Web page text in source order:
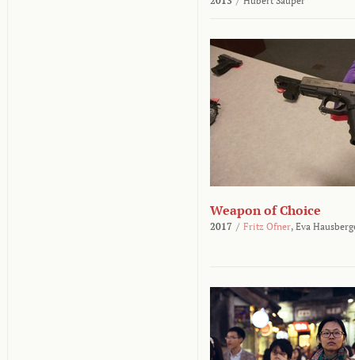
Weapon of Choice
2017 / Fritz Ofner, Eva